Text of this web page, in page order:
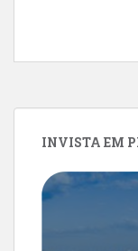
INVISTA EM